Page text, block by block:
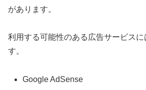
があります。
利用する可能性のある広告サービスに
す。
Google AdSense